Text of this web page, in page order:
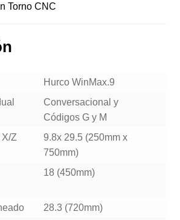
Torno CNC
Hurco WinMax.9
Conversacional y
Códigos G y M
Z
9.8x 29.5 (250mm x
750mm)
18 (450mm)
28.3 (720mm)